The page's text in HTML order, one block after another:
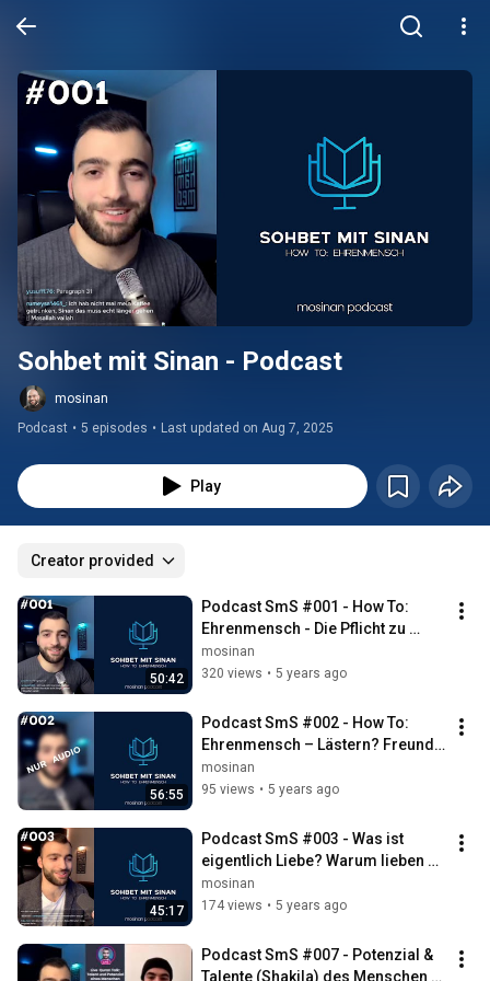
Sohbet mit Sinan - Podcast
mosinan
Podcast • 5 episodes • Last updated on Aug 7, 2025
Play
Creator provided
50:42
Podcast SmS #001 - How To:
Ehrenmensch - Die Pflicht zu
schweigen
mosinan
320 views • 5 years ago
56:55
Podcast SmS #002 - How To:
Ehrenmensch – Lästern? Freunde
ermahnen? Verzeihen?
mosinan
95 views • 5 years ago
45:17
Podcast SmS #003 - Was ist
eigentlich Liebe? Warum lieben
Menschen?
mosinan
174 views • 5 years ago
Podcast SmS #007 - Potenzial &
Talente (Shakila) des Menschen -